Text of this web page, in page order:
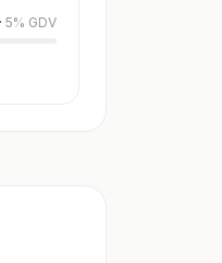
· 5% GDV